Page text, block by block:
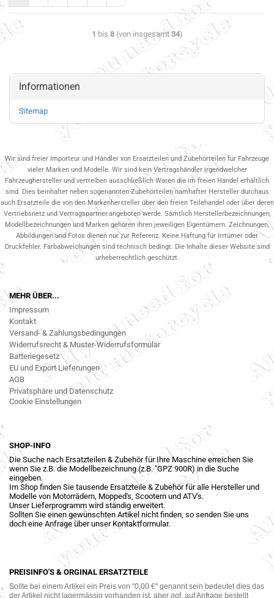
1 bis 8(von insgesamt 34)
Informationen
Sitemap
Wir sind freier Importeur und Händler von Ersatzteilen und Zubehörteilen für Fahrzeuge
vieler Marken und Modelle. Wir sind kein Vertragshändler irgendwelcher
Fahrzeughersteller und vertreiben ausschließlich Waren die im freien Handel erhältlich
sind. Dies beinhaltet neben sogenannten Zubehörteilen namhafter Hersteller durchaus
auch Ersatzteile die von den Markenhersteller über den freien Teilehandel oder über deren
Vertriebsnetz und Vertragspartner.angeboten werde. Sämtlich Herstellerbezeichnungen,
Modellbezeichnungen und Marken gehören ihren jeweiligen Eigentümern. Zeichnungen,
Abbildungen und Fotos dienen nur zur Referenz. Keine Haftung für Irrtümer oder
Druckfehler. Farbabweichungen sind technisch bedingt. Die Inhalte dieser Website sind
urheberrechtlich geschützt.
MEHR ÜBER...
Impressum
Kontakt
Versand- & Zahlungsbedingungen
Widerrufsrecht & Muster-Widerrufsformular
Batteriegesetz
EU und Export Lieferungen
AGB
Privatsphäre und Datenschutz
Cookie Einstellungen
SHOP-INFO
Die Suche nach Ersatzteilen & Zubehör für Ihre Maschine erreichen Sie
wenn Sie z.B. die Modellbezeichnung (z.B. "GPZ 900R) in die Suche
eingeben.
Im Shop finden Sie tausende Ersatzteile & Zubehör für alle Hersteller und
Modelle von Motorrädern, Mopped's, Scootern und ATV's.
Unser Lieferprogramm wird ständig erweitert.
Sollten Sie einen gewünschten Artikel nicht finden, so senden Sie uns
doch eine Anfrage über unser Kontaktformular.
PREISINFO'S & ORGINAL ERSATZTEILE
Sollte bei einem Artikel ein Preis von "0,00 €" genannt sein bedeutet dies das
der Artikel nicht lagermässig vorhanden ist, aber ggf. auf Anfrage bestellt